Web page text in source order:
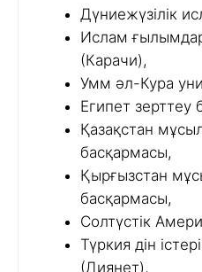
Дүниежүзілік
Ислам
(Карачи),
Умм әл-Кура
Египет зерттеу
Қазақстан
басқармасы,
Қырғызстан
басқармасы,
Солтүстік
Түркия дін
(Диянет),